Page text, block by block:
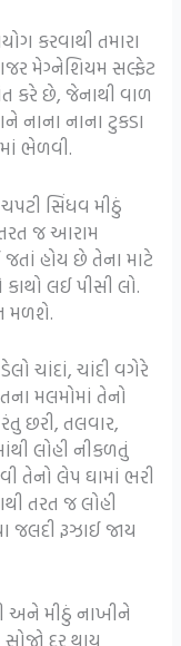
કરવાથી તમારા
મેગ્નેશિયમ સલ્ફેટ
કરે છે, જેનાથી વાળ
નાના નાના ટુકડા
ભેળવી.
સિંધવ મીઠું
જ આરામ
હોય છે તેના માટે
લઈ પીસી લો.
મળશે.
ચાંદાં, ચાંદી વગેરે
મલમોમાં તેનો
છરી, તલવાર,
લોહી નીકળતું
તેનો લેપ ઘામાં ભરી
તરત જ લોહી
જલદી રૂઝાઈ જાય
અને મીઠું નાખીને
દૂર થાય